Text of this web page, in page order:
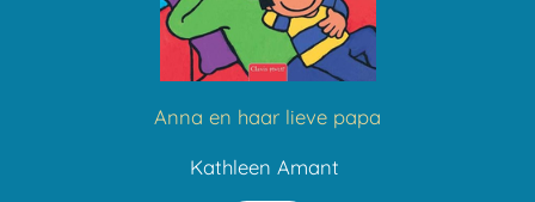
Anna en haar lieve papa
Kathleen Amant